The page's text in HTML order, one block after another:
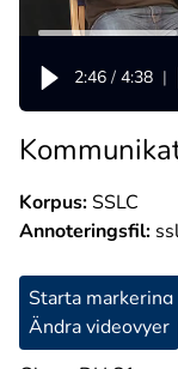
2:46 / 4:38 |
Korpus:SSLC
Annoteringsfil:
Starta markering
Ändra videovyer